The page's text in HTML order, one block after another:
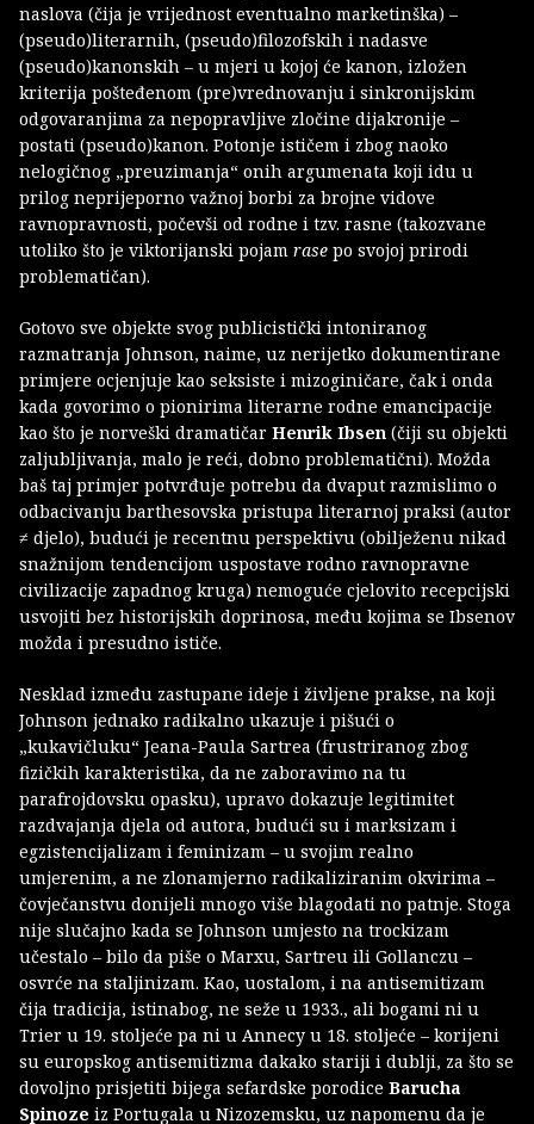
naslova (čija je vrijednost eventualno marketinška) –
(pseudo)literarnih, (pseudo)filozofskih i nadasve
(pseudo)kanonskih – u mjeri u kojoj će kanon, izložen
kriterija pošteđenom (pre)vrednovanju i sinkronijskim
odgovaranjima za nepopravljive zločine dijakronije –
postati (pseudo)kanon. Potonje ističem i zbog naoko
nelogičnog „preuzimanja“ onih argumenata koji idu u
prilog neprijeporno važnoj borbi za brojne vidove
ravnopravnosti, počevši od rodne i tzv. rasne (takozvane
utoliko što je viktorijanski pojam rase po svojoj prirodi
problematičan).
Gotovo sve objekte svog publicistički intoniranog
razmatranja Johnson, naime, uz nerijetko dokumentirane
primjere ocjenjuje kao seksiste i mizoginičare, čak i onda
kada govorimo o pionirima literarne rodne emancipacije
kao što je norveški dramatičar Henrik Ibsen (čiji su objekti
zaljubljivanja, malo je reći, dobno problematični). Možda
baš taj primjer potvrđuje potrebu da dvaput razmislimo o
odbacivanju barthesovska pristupa literarnoj praksi (autor
≠ djelo), budući je recentnu perspektivu (obilježenu nikad
snažnijom tendencijom uspostave rodno ravnopravne
civilizacije zapadnog kruga) nemoguće cjelovito recepcijski
usvojiti bez historijskih doprinosa, među kojima se Ibsenov
možda i presudno ističe.
Nesklad između zastupane ideje i življene prakse, na koji
Johnson jednako radikalno ukazuje i pišući o
„kukavičluku“ Jeana-Paula Sartrea (frustriranog zbog
fizičkih karakteristika, da ne zaboravimo na tu
parafrojdovsku opasku), upravo dokazuje legitimitet
razdvajanja djela od autora, budući su i marksizam i
egzistencijalizam i feminizam – u svojim realno
umjerenim, a ne zlonamjerno radikaliziranim okvirima –
čovječanstvu donijeli mnogo više blagodati no patnje. Stoga
nije slučajno kada se Johnson umjesto na trockizam
učestalo – bilo da piše o Marxu, Sartreu ili Gollanczu –
osvrće na staljinizam. Kao, uostalom, i na antisemitizam
čija tradicija, istinabog, ne seže u 1933., ali bogami ni u
Trier u 19. stoljeće pa ni u Annecy u 18. stoljeće – korijeni
su europskog antisemitizma dakako stariji i dublji, za što se
dovoljno prisjetiti bijega sefardske porodice Barucha
Spinoze iz Portugala u Nizozemsku, uz napomenu da je